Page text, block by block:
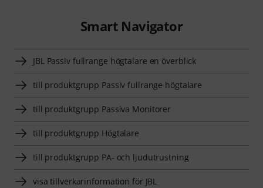
Smart Navigator
JBL Passiv fullrange högtalare en överblick
till produktgrupp Passiv fullrange högtalare
till produktgrupp Passiva Monitorer
till produktgrupp Högtalare
till produktgrupp PA- och ljudutrustning
visa tillverkarinformation för JBL